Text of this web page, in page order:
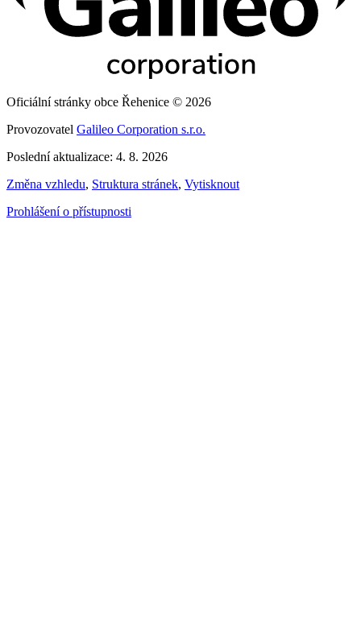
Oficiální stránky obce Řehenice © 2026
Provozovatel Galileo Corporation s.r.o.
Poslední aktualizace: 4. 8. 2026
Změna vzhledu, Struktura stránek, Vytisknout
Prohlášení o přístupnosti